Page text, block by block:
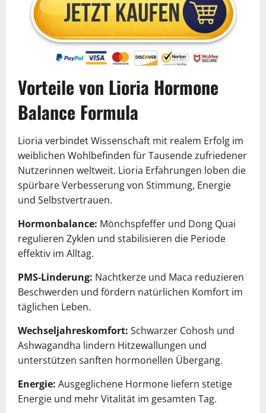
Vorteile von Lioria Hormone
Balance Formula
Lioria verbindet Wissenschaft mit realem Erfolg im
weiblichen Wohlbefinden für Tausende zufriedener
Nutzerinnen weltweit. Lioria Erfahrungen loben die
spürbare Verbesserung von Stimmung, Energie
und Selbstvertrauen.
Hormonbalance: Mönchspfeffer und Dong Quai
regulieren Zyklen und stabilisieren die Periode
effektiv im Alltag.
PMS-Linderung: Nachtkerze und Maca reduzieren
Beschwerden und fördern natürlichen Komfort im
täglichen Leben.
Wechseljahreskomfort: Schwarzer Cohosh und
Ashwagandha lindern Hitzewallungen und
unterstützen sanften hormonellen Übergang.
Energie: Ausgeglichene Hormone liefern stetige
Energie und mehr Vitalität im gesamten Tag.